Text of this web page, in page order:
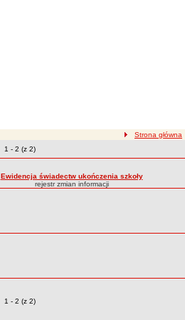
ścieżka nawigacji
Strona główna
Zmiany o pozycjach
1 - 2 (z 2)
Ewidencja świadectw ukończenia szkoły
rejestr zmian informacji
Zmiany o pozycjach
1 - 2 (z 2)